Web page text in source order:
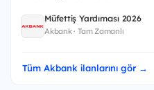
Müfettiş Yardımcısı 2026
Akbank · Tam Zamanlı
Tüm Akbank ilanlarını gör →